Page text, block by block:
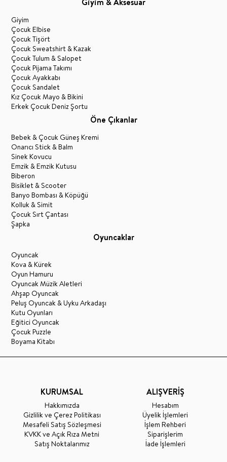
Giyim
Çocuk Elbise
Çocuk Tişört
Çocuk Sweatshirt & Kazak
Çocuk Tulum & Salopet
Çocuk Pijama Takımı
Çocuk Ayakkabı
Çocuk Sandalet
Kız Çocuk Mayo & Bikini
Erkek Çocuk Deniz Şortu
Öne Çıkanlar
Bebek & Çocuk Güneş Kremi
Onarıcı Stick & Balm
Sinek Kovucu
Emzik & Emzik Kutusu
Biberon
Bisiklet & Scooter
Banyo Bombası & Köpüğü
Kolluk & Simit
Çocuk Sırt Çantası
Şapka
Oyuncaklar
Oyuncak
Kova & Kürek
Oyun Hamuru
Oyuncak Müzik Aletleri
Ahşap Oyuncak
Peluş Oyuncak & Uyku Arkadaşı
Kutu Oyunları
Eğitici Oyuncak
Çocuk Puzzle
Boyama Kitabı
KURUMSAL
Hakkımızda
Gizlilik ve Çerez Politikası
Mesafeli Satış Sözleşmesi
KVKK ve Açık Rıza Metni
Satış Noktalarımız
ALIŞVERİŞ
Hesabım
Üyelik İşlemleri
İşlem Rehberi
Siparişlerim
İade İşlemleri